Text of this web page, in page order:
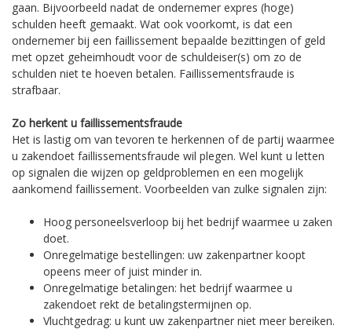
gaan. Bijvoorbeeld nadat de ondernemer expres (hoge)
schulden heeft gemaakt. Wat ook voorkomt, is dat een
ondernemer bij een faillissement bepaalde bezittingen of geld
met opzet geheimhoudt voor de schuldeiser(s) om zo de
schulden niet te hoeven betalen. Faillissementsfraude is
strafbaar.
Zo herkent u faillissementsfraude
Het is lastig om van tevoren te herkennen of de partij waarmee
u zakendoet faillissementsfraude wil plegen. Wel kunt u letten
op signalen die wijzen op geldproblemen en een mogelijk
aankomend faillissement. Voorbeelden van zulke signalen zijn:
Hoog personeelsverloop bij het bedrijf waarmee u zaken
doet.
Onregelmatige bestellingen: uw zakenpartner koopt
opeens meer of juist minder in.
Onregelmatige betalingen: het bedrijf waarmee u
zakendoet rekt de betalingstermijnen op.
Vluchtgedrag: u kunt uw zakenpartner niet meer bereiken.